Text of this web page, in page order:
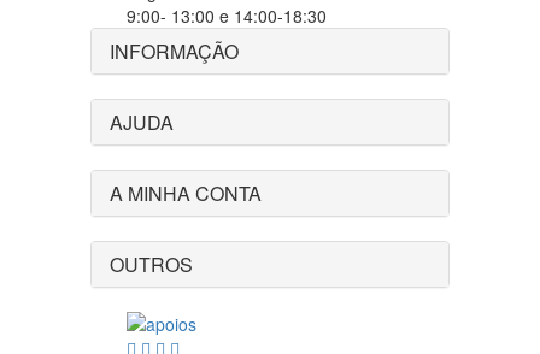
9:00- 13:00 e 14:00-18:30
INFORMAÇÃO
AJUDA
A MINHA CONTA
OUTROS